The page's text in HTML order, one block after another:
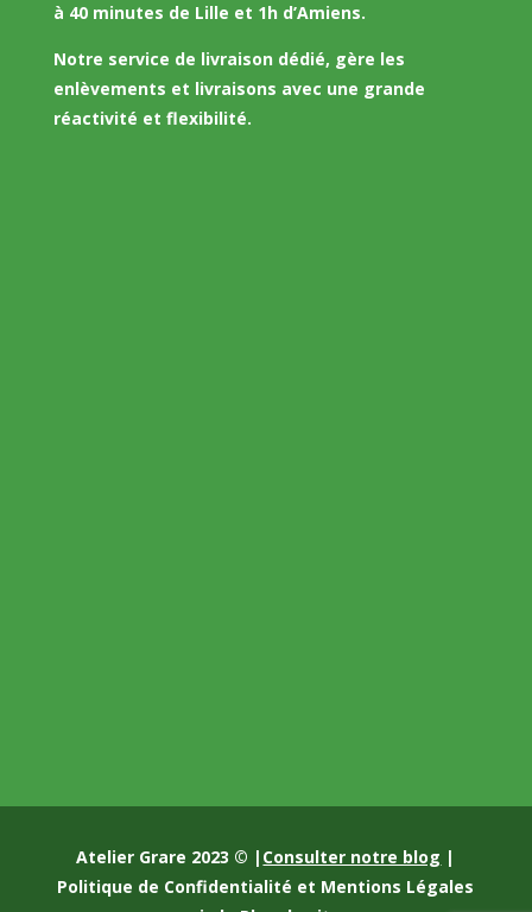
à 40 minutes de Lille et 1h d’Amiens.
Notre service de livraison dédié, gère les
enlèvements et livraisons avec une grande
réactivité et flexibilité.
Atelier Grare 2023 © | Consulter notre blog |
Politique de Confidentialité et Mentions Légales